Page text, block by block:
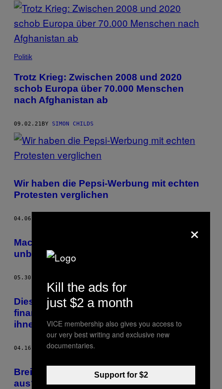
POSTS
BY
THIS
AUTHOR
Politik
Trotz Krieg: Zwischen 2008 und 2020
schob Europa über 70.000 Menschen
nach Afghanistan ab
09.02.21BY SIMON CHILDS
Wir haben die Pepsi-Werbung mit echten
Protesten verglichen
04.06.17
Macht dieses Start-up Mieten endgültig
unbezahlbar?
05.30.16
Dieser Rechtspopulist will Studentinnen
finanziell helfen – indem er Pornos mit
ihnen dreht
04.16.15 BYSIMON CHILDS
Breitet sich Krokodil nun auch in Europa
aus?
×
Kill the ads for
just $2 a month
VICE membership also gives you access to
our very best writing and exclusive new
documentaries.
Support for $2